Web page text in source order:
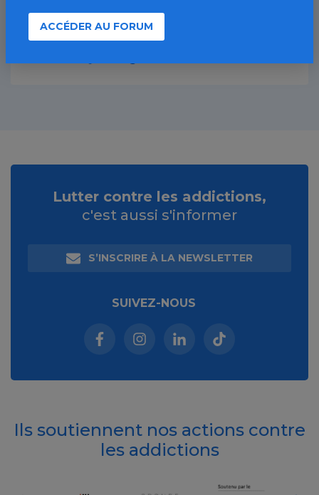
Comment savoir si je suis accro aux
ACCÉDER AU FORUM
Lutter contre les addictions,
c'est aussi s'informer
S’INSCRIRE À LA NEWSLETTER
SUIVEZ-NOUS
Facebook (nouvelle fenêtre)
Instagram (nouvelle fenêtre)
Linkedin (nouvelle
Tiktok (nouvelle
Ils soutiennent nos actions contre
les addictions